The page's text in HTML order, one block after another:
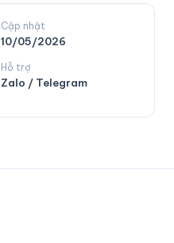
Cập nhật
10/05/2026
Hỗ trợ
Zalo / Telegram